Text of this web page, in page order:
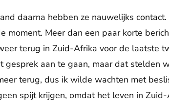
daarna hebben ze nauwelijks
moment. Meer dan een paar korte
terug in Zuid-Afrika voor de laatste
gesprek aan te gaan, maar dat stelden
terug, dus ik wilde wachten met
spijt krijgen, omdat het leven in